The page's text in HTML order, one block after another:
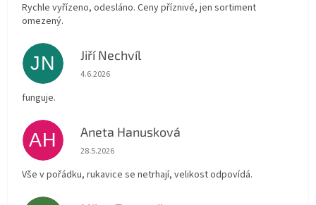
Rychle vyřízeno, odesláno. Ceny příznivé, jen sortiment
omezený.
JN Jiří Nechvíl
Hodnocení obchodu je 5 z 5 hvězdiček.
4.6.2026
funguje.
AH Aneta Hanusková
Hodnocení obchodu je 5 z 5 hvězdiček.
28.5.2026
Vše v pořádku, rukavice se netrhají, velikost odpovídá.